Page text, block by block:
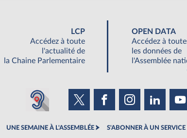
LCP
Accédez à toute
l'actualité de
la Chaine Parlementaire
OPEN DATA
Accédez à
les données de
l'Assemblée
UNE SEMAINE À L'ASSEMBLÉE S'ABONNER À UN SERVICE